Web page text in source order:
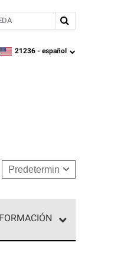
zipcode,language
21236 - español
pueden